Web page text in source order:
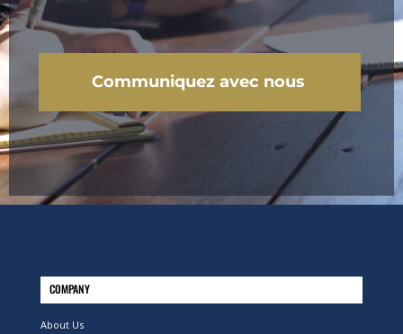
Communiquez avec nous
COMPANY
About Us